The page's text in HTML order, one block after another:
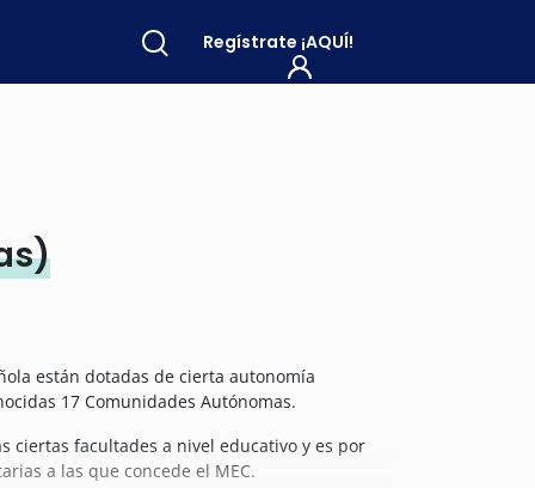
Regístrate ¡AQUÍ!
están dotadas de cierta autonomía
17 Comunidades Autónomas.
ciertas facultades a nivel educativo y es por
a las que concede el MEC.